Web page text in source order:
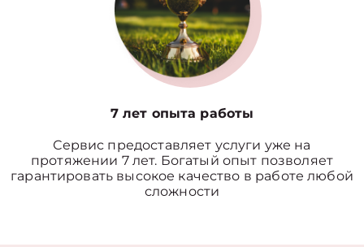
7 лет опыта работы
Сервис предоставляет услуги уже на
протяжении 7 лет. Богатый опыт позволяет
гарантировать высокое качество в работе любой
сложности